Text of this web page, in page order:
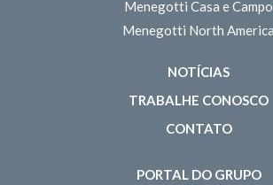
Menegotti Casa e Campo
Menegotti North America
NOTÍCIAS
TRABALHE CONOSCO
CONTATO
PORTAL DO GRUPO